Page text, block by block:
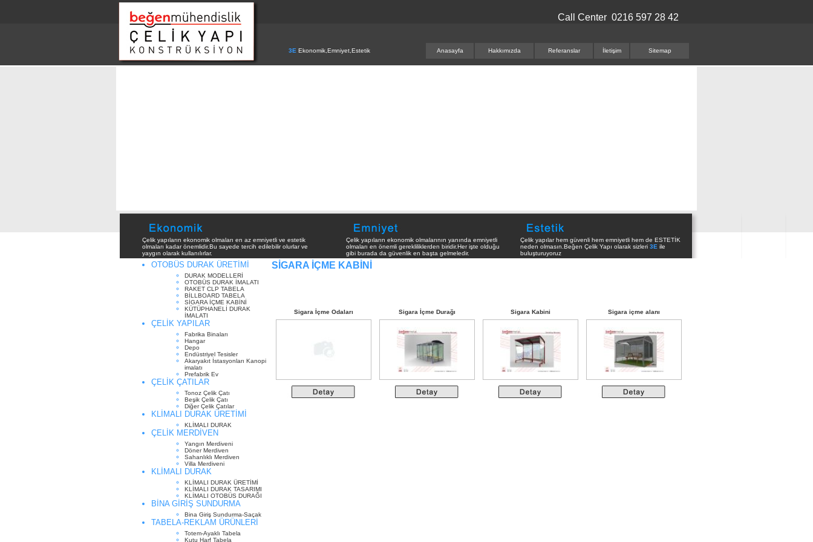
Call Center 0216 597 28 42
3E Ekonomik,Emniyet,Estetik Anasayfa Hakkımızda Referanslar İletişim Sitemap
Çelik yapıların ekonomik olmaları en az emniyetli ve estetik
olmaları kadar önemlidir.Bu sayede tercih edilebilir olurlar ve
yaygın olarak kullanılırlar.
Çelik yapıların ekonomik olmalarının yanında emniyetli
olmaları en önemli gerekliliklerden biridir.Her işte olduğu
gibi burada da güvenlik en başta gelmeledir.
Çelik yapılar hem güvenli hem emniyetli hem de ESTETİK
neden olmasın.Beğen Çelik Yapı olarak sizleri 3E ile
buluşturuyoruz
OTOBÜS DURAK ÜRETİMİ
DURAK MODELLERİ
OTOBÜS DURAK İMALATI
RAKET CLP TABELA
BİLLBOARD TABELA
SİGARA İÇME KABİNİ
KÜTÜPHANELİ DURAK
İMALATI
ÇELİK YAPILAR
Fabrika Binaları
Hangar
Depo
Endüstriyel Tesisler
Akaryakıt İstasyonları Kanopi
imalatı
Prefabrik Ev
ÇELİK ÇATILAR
Tonoz Çelik Çatı
Beşik Çelik Çatı
Diğer Çelik Çatılar
KLİMALI DURAK ÜRETİMİ
KLİMALI DURAK
ÇELİK MERDİVEN
Yangın Merdiveni
Döner Merdiven
Sahanlıklı Merdiven
Villa Merdiveni
KLİMALI DURAK
KLİMALI DURAK ÜRETİMİ
KLİMALI DURAK TASARIMI
KLİMALI OTOBÜS DURAĞI
BİNA GİRİŞ SUNDURMA
Bina Giriş Sundurma-Saçak
TABELA-REKLAM ÜRÜNLERİ
Totem-Ayaklı Tabela
Kutu Harf Tabela
SİGARA İÇME KABİNİ
Sigara İçme Odaları Sigara İçme Durağı Sigara Kabini Sigara içme alanı